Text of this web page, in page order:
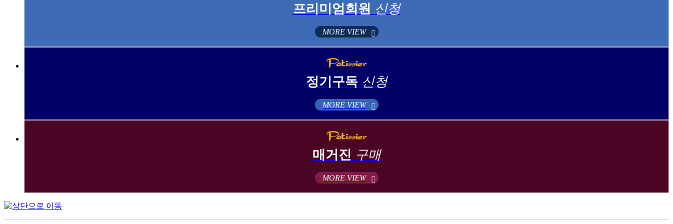
프리미엄회원 신청
MORE VIEW
정기구독 신청
MORE VIEW
매거진 구매
MORE VIEW